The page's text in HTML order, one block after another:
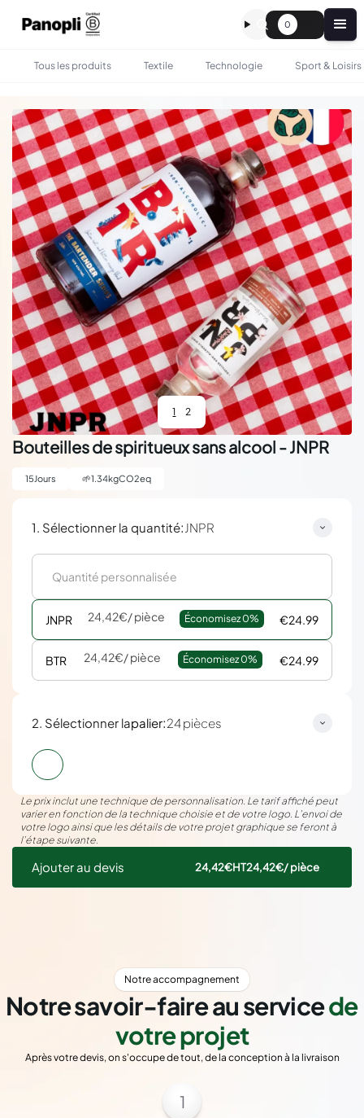
0
Tous les produits Textile Technologie Sport & Loisirs
1 2
Bouteilles de spiritueux sans alcool - JNPR
15 Jours 🌱1.34kgCO2eq
1. Sélectionner la quantité: JNPR
JNPR 24,42€/ pièce Économisez 0% €24.99
BTR 24,42€/ pièce Économisez 0% €24.99
2. Sélectionner lapalier:24 pièces
Le prix inclut une technique de personnalisation. Le tarif affiché peut
varier en fonction de la technique choisie et de votre logo. L’envoi de
votre logo ainsi que les détails de votre projet graphique se feront à
l’étape suivante.
Ajouter au devis 24,42€HT24,42€/ pièce
Notre accompagnement
Notre savoir-faire au servicede
votre projet
Après votre devis, on s'occupe de tout, de la conception à la livraison
1